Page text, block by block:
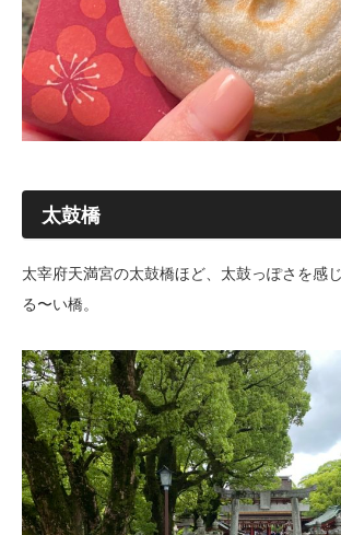
太鼓橋
太宰府天満宮の太鼓橋ほど、太鼓っぽさを感
る〜い橋。